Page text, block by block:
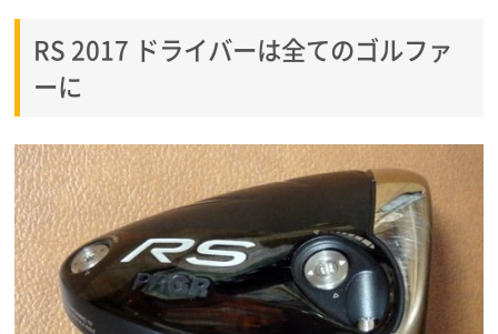
RS 2017 ドライバーは全てのゴルファ
ーに